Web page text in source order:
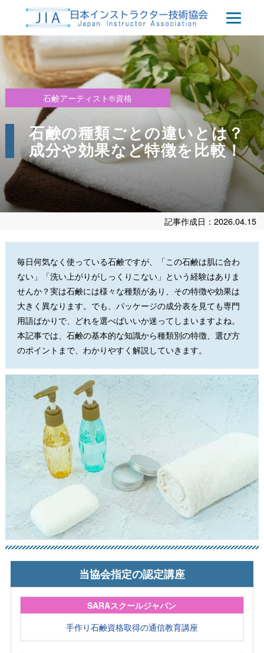
石鹸アーティスト®資格
石鹸の種類ごとの違いとは？
成分や効果など特徴を比較！
記事作成日：2026.04.15
毎日何気なく使っている石鹸ですが、「この石鹸は肌に合わ
ない」「洗い上がりがしっくりこない」という経験はありま
せんか？実は石鹸には様々な種類があり、その特徴や効果は
大きく異なります。でも、パッケージの成分表を見ても専門
用語ばかりで、どれを選べばいいか迷ってしまいますよね。
本記事では、石鹸の基本的な知識から種類別の特徴、選び方
のポイントまで、わかりやすく解説していきます。
当協会指定の認定講座
SARAスクールジャパン
手作り石鹸資格取得の通信教育講座